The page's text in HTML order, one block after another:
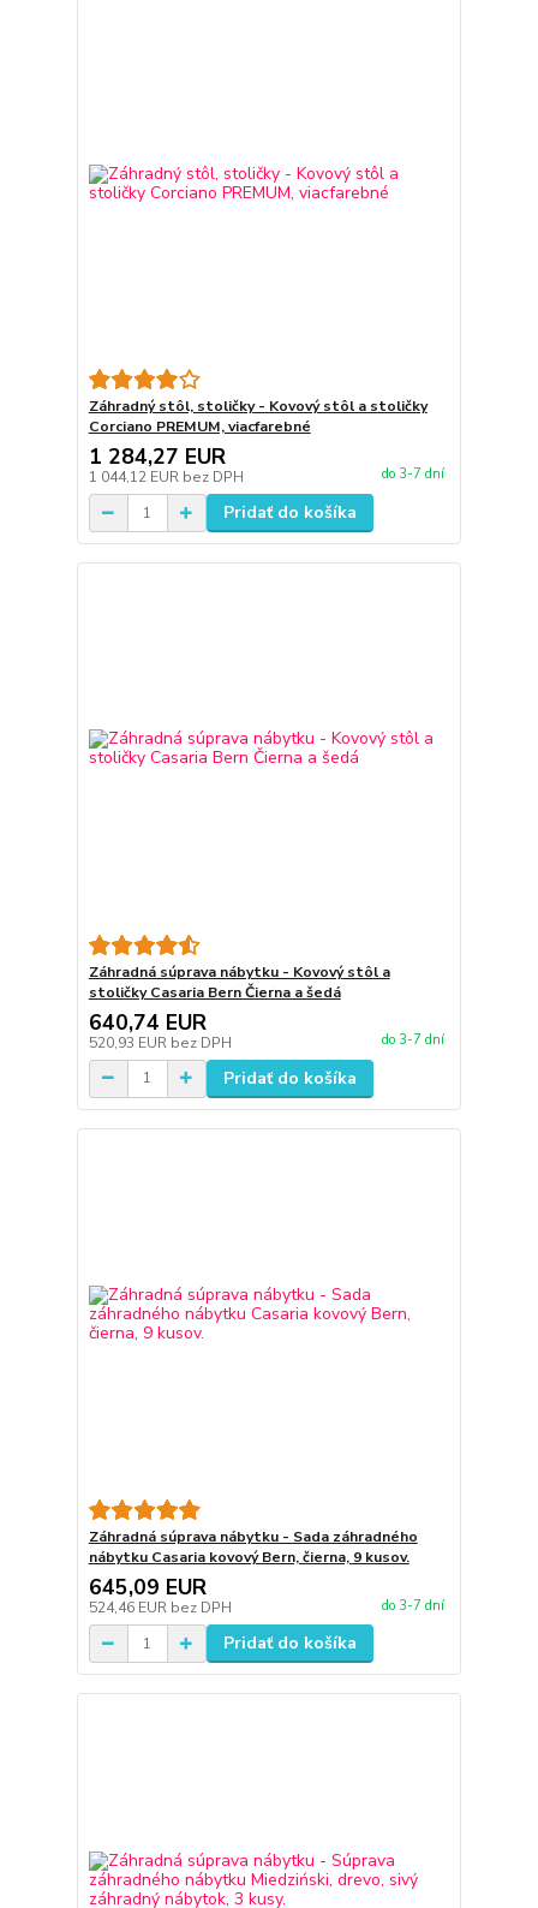
Záhradný stôl, stoličky - Kovový stôl a stoličky
Corciano PREMUM, viacfarebné
1 284,27 EUR
1 044,12 EUR bez DPH do 3-7 dní
Pridať do košíka
Záhradná súprava nábytku - Kovový stôl a
stoličky Casaria Bern Čierna a šedá
640,74 EUR
520,93 EUR bez DPH do 3-7 dní
Pridať do košíka
Záhradná súprava nábytku - Sada záhradného
nábytku Casaria kovový Bern, čierna, 9 kusov.
645,09 EUR
524,46 EUR bez DPH do 3-7 dní
Pridať do košíka